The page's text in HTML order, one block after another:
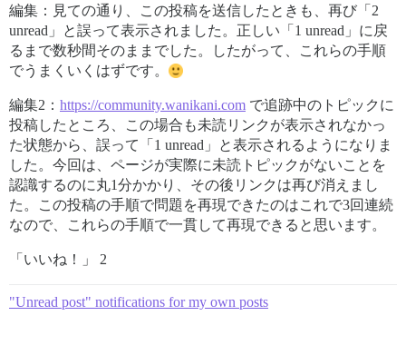
編集：見ての通り、この投稿を送信したときも、再び「2
unread」と誤って表示されました。正しい「1 unread」に戻
るまで数秒間そのままでした。したがって、これらの手順
でうまくいくはずです。
編集2： https://community.wanikani.com で追跡中のトピックに
投稿したところ、この場合も未読リンクが表示されなかっ
た状態から、誤って「1 unread」と表示されるようになりま
した。今回は、ページが実際に未読トピックがないことを
認識するのに丸1分かかり、その後リンクは再び消えまし
た。この投稿の手順で問題を再現できたのはこれで3回連続
なので、これらの手順で一貫して再現できると思います。
「いいね！」 2
"Unread post" notifications for my own posts